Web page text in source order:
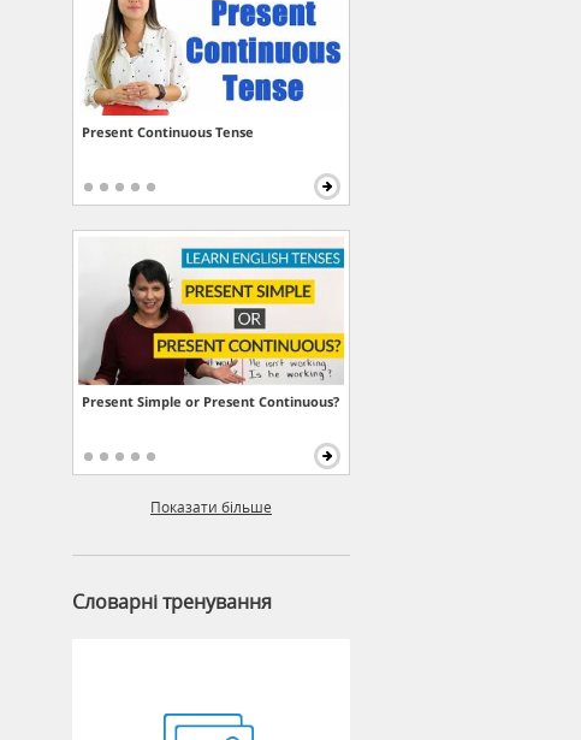
Present Continuous Tense
Present Simple or Present Continuous?
Показати більше
Словарні тренування